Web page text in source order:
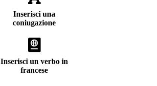
Inserisci una
coniugazione
Inserisci un verbo in
francese